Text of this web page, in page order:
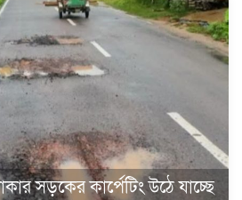
সড়কের কার্পেটিং উঠে যাচ্ছে